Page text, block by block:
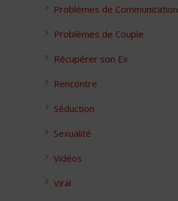
Problèmes de Communication
Problèmes de Couple
Récupérer son Ex
Rencontre
Séduction
Sexualité
Vidéos
Viral